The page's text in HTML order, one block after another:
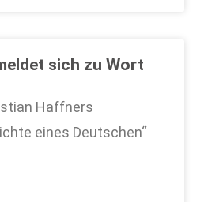
sich zu Wort
Haffners
eines Deutschen“